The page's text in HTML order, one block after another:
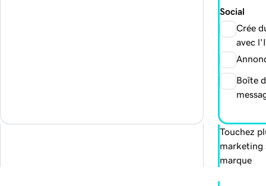
Touchez
marketing
marque
Social
Crée
avec
Boîte